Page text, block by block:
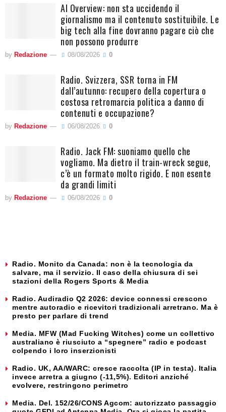
AI Overview: non sta uccidendo il
giornalismo ma il contenuto sostituibile. Le
big tech alla fine dovranno pagare ciò che
non possono produrre
by Redazione 08/08/2026 0
Radio. Svizzera, SSR torna in FM
dall’autunno: recupero della copertura o
costosa retromarcia politica a danno di
contenuti e occupazione?
by Redazione 06/08/2026 0
Radio. Jack FM: suoniamo quello che
vogliamo. Ma dietro il train-wreck segue,
c’è un formato molto rigido. E non esente
da grandi limiti
by Redazione 06/08/2026 0
Radio. Monito da Canada: non è la tecnologia da
salvare, ma il servizio. Il caso della chiusura di sei
stazioni della Rogers Sports & Media
Radio. Audiradio Q2 2026: device connessi crescono
mentre autoradio e ricevitori tradizionali arretrano. Ma è
presto per parlare di trend
Media. MFW (Mad Fucking Witches) come un collettivo
australiano è riusciuto a “spegnere” radio e podcast
colpendo i loro inserzionisti
Radio. UK, AA/WARC: cresce raccolta (IP in testa). Italia
invece arretra a giugno (-11,5%). Editori anziché
evolvere, restringono perimetro
Media. Del. 152/26/CONS Agcom: autorizzato passaggio